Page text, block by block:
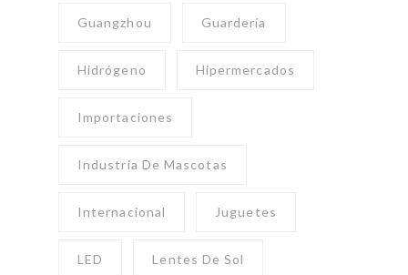
Guangzhou Guardería
Hidrógeno Hipermercados
Importaciones
Industria De Mascotas
Internacional Juguetes
LED Lentes De Sol